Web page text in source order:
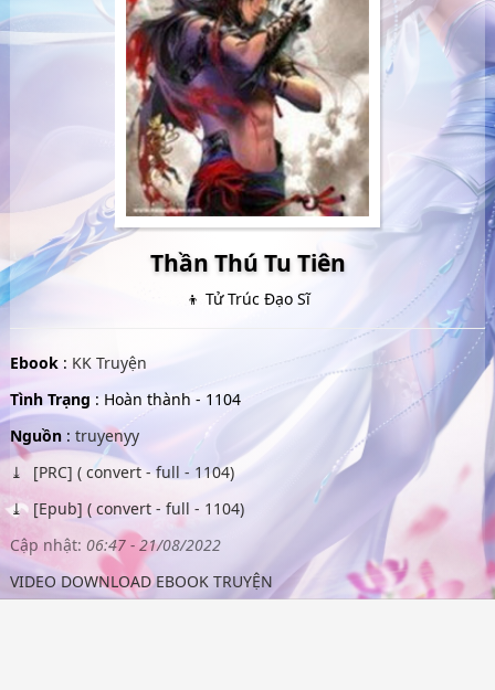
Thần Thú Tu Tiên
👦 Tử Trúc Đạo Sĩ
Ebook : KK Truyện
Tình Trạng : Hoàn thành - 1104
Nguồn: truyenyy
[PRC] ( convert - full - 1104)
[Epub] ( convert - full - 1104)
Cập nhật: 06:47 - 21/08/2022
VIDEO DOWNLOAD EBOOK TRUYỆN